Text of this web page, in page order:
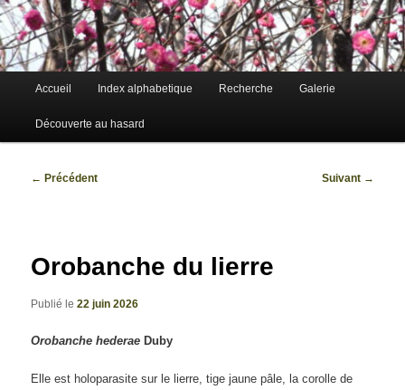
Accueil Index alphabetique Recherche Galerie
Découverte au hasard
Navigation
← Précédent Suivant →
Orobanche du lierre
Publié le22 juin 2026
Orobanche hederae Duby
Elle est holoparasite sur le lierre, tige jaune pâle, la corolle de